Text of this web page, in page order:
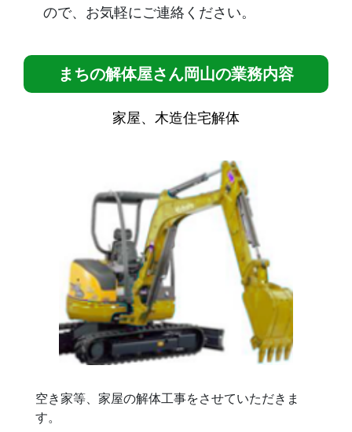
ので、お気軽にご連絡ください。
まちの解体屋さん岡山の業務内容
家屋、木造住宅解体
空き家等、家屋の解体工事をさせていただきま
す。